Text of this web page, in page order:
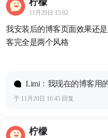
11月20日 15:02
我安装后的博客页面效果还
客完全是两个风格
Limi：我现在的博客用
于 11月20日 16:45 回复
柠檬